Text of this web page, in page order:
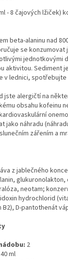
- 8 čajových lžiček)
beta-alaninu nad
se
jednotkovými
aktivitou. Sediment
v lednici, spotřebujte
jste alergičtí na
obsahu kofeinu
jako náhradu
zářením a
z jablečného
neotam;
hydrochlorid
D-pantothenát
2
40 ml
Vás!
a my vám
na první
kdo se dozví
se
údajů